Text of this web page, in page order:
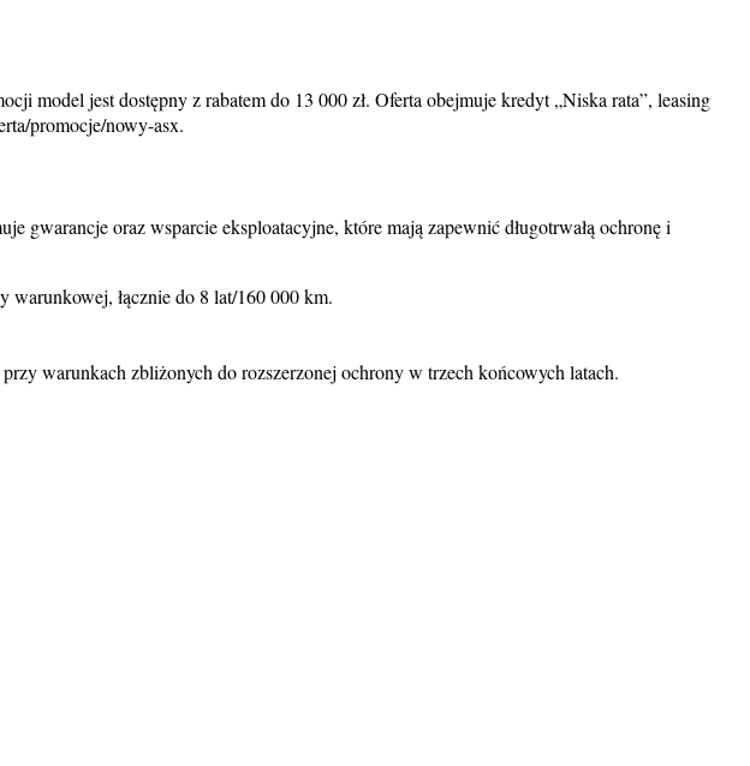
model jest dostępny z rabatem do 13 000 zł. Oferta obejmuje kredyt „Niska rata”, leasing
promocje/nowy-asx.
gwarancje oraz wsparcie eksploatacyjne, które mają zapewnić długotrwałą ochronę i
warunkowej, łącznie do 8 lat/160 000 km.
warunkach zbliżonych do rozszerzonej ochrony w trzech końcowych latach.